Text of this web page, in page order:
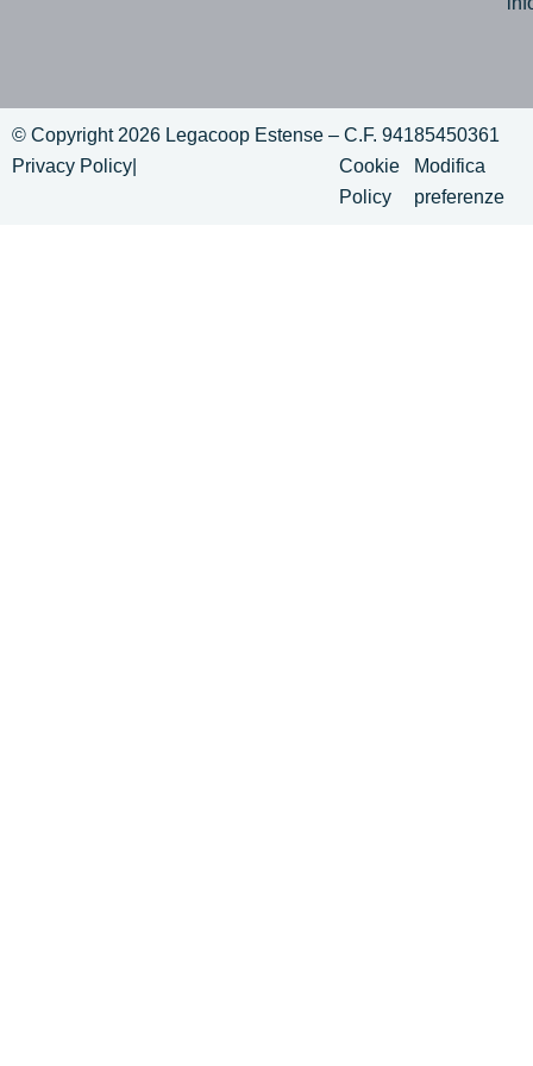
© Copyright 2026 Legacoop Estense – C.F. 94185450361
Privacy Policy
Cookie
Policy
Modifica
preferenze